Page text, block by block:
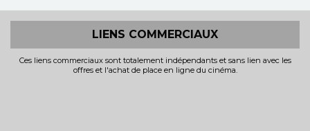
LIENS COMMERCIAUX
Ces liens commerciaux sont totalement indépendants et sans lien avec les
offres et l'achat de place en ligne du cinéma.